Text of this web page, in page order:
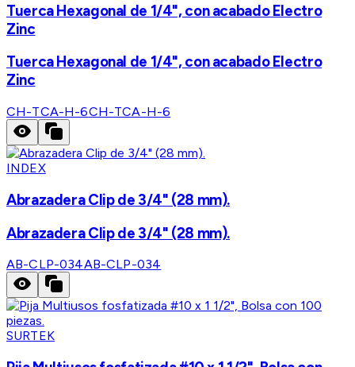
Tuerca Hexagonal de 1/4", con acabado Electro
Zinc
Tuerca Hexagonal de 1/4", con acabado Electro
Zinc
CH-TCA-H-6CH-TCA-H-6
INDEX
Abrazadera Clip de 3/4" (28 mm).
Abrazadera Clip de 3/4" (28 mm).
AB-CLP-034AB-CLP-034
SURTEK